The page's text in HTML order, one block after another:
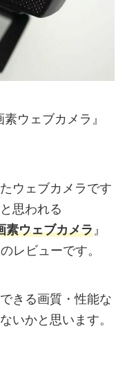
ウェブカメラ』
ウェブカメラです
思われる
素ウェブカメラ』
レビューです。
きる画質・性能な
いかと思います。